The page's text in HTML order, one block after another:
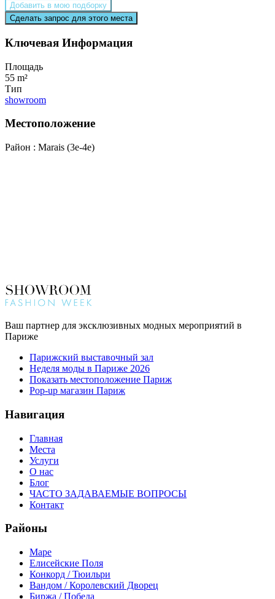
Добавить в мою подборку
Сделать запрос для этого места
Ключевая Информация
Площадь
55 m²
Тип
showroom
Местоположение
Район : Marais (3e-4e)
Ваш партнер для эксклюзивных модных мероприятий в
Париже
Парижский выставочный зал
Неделя моды в Париже 2026
Показать местоположение Париж
Pop-up магазин Париж
Навигация
Главная
Места
Услуги
О нас
Блог
ЧАСТО ЗАДАВАЕМЫЕ ВОПРОСЫ
Контакт
Районы
Маре
Елисейские Поля
Конкорд / Тюильри
Вандом / Королевский Дворец
Биржа / Победа